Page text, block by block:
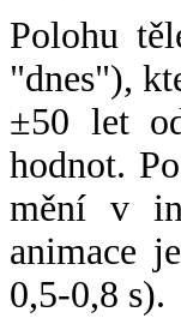
Polohu
"dnes"),
±50 let
hodnot.
mění v
animace
0,5-0,8 s).